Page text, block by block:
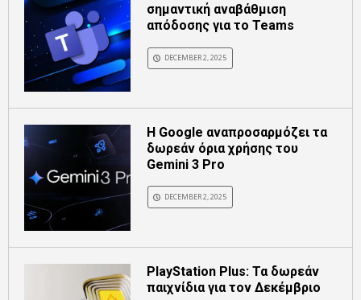
σημαντική αναβάθμιση
απόδοσης για το Teams
DECEMBER 2, 2025
Η Google αναπροσαρμόζει τα
δωρεάν όρια χρήσης του
Gemini 3 Pro
DECEMBER 2, 2025
PlayStation Plus: Τα δωρεάν
παιχνίδια για τον Δεκέμβριο